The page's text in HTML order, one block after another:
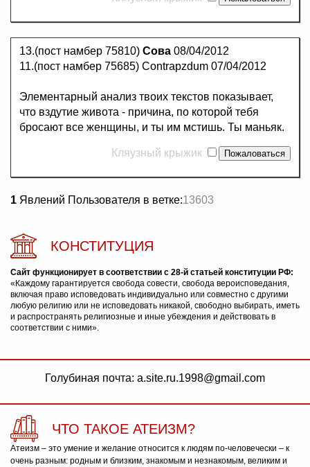
13.(пост намбер 75810) Сова 08/04/2012
11.(пост намбер 75685) Contrapzdum 07/04/2012
Элементарный анализ твоих текстов показывает,
что вздутие живота - причина, по которой тебя
бросают все женщины, и ты им мстишь. Ты маньяк.
Кляузный крыжик
1 Явлений Пользователя в ветке:13603
КОНСТИТУЦИЯ
Сайт функционирует в соответствии с 28-й статьей конституции РФ:
«Каждому гарантируется свобода совести, свобода вероисповедания,
включая право исповедовать индивидуально или совместно с другими
любую религию или не исповедовать никакой, свободно выбирать, иметь
и распространять религиозные и иные убеждения и действовать в
соответствии с ними».
Голубиная почта: a.site.ru.1998@gmail.com
ЧТО ТАКОЕ АТЕИЗМ?
Атеизм – это умение и желание относится к людям по-человечески – к
очень разным: родным и близким, знакомым и незнакомым, великим и